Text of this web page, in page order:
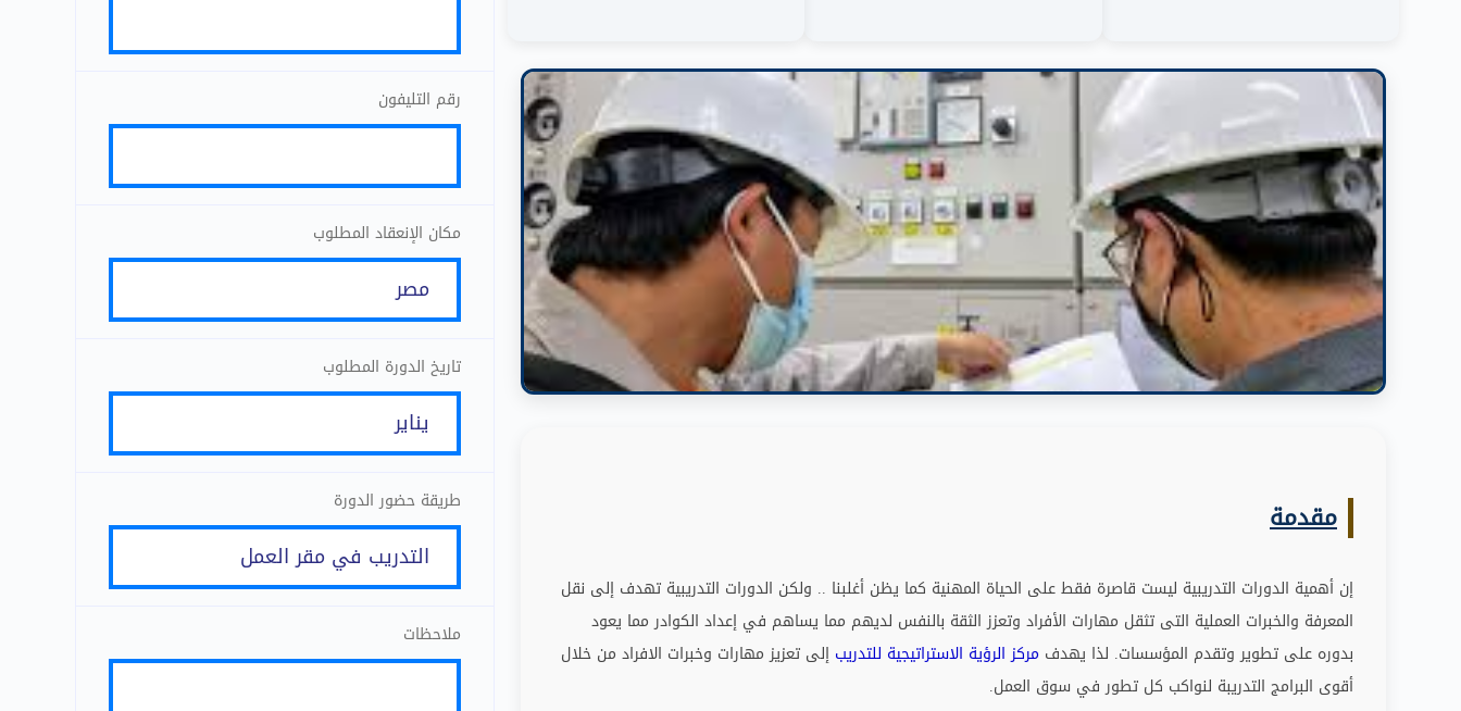
مقدمة
إن أهمية الدورات التدريبية ليست قاصرة فقط على الحياة المهنية كما يظن أغلبنا .. ولكن الدورات التدريبية تهدف إلى نقل
المعرفة والخبرات العملية التى تثقل مهارات الأفراد وتعزز الثقة بالنفس لديهم مما يساهم في إعداد الكوادر مما يعود
بدوره على تطوير وتقدم المؤسسات. لذا يهدف مركز الرؤية الاستراتيجية للتدريب إلى تعزيز مهارات وخبرات الافراد من خلال
أقوى البرامج التدريبة لنواكب كل تطور في سوق العمل.
رقم التليفون
مكان الإنعقاد المطلوب
تاريخ الدورة المطلوب
طريقة حضور الدورة
ملاحظات